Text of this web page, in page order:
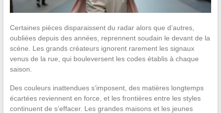
Certaines pièces disparaissent du radar alors que d’autres,
oubliées depuis des années, reprennent soudain le devant de la
scène. Les grands créateurs ignorent rarement les signaux
venus de la rue, qui bouleversent les codes établis à chaque
saison.
Des couleurs inattendues s’imposent, des matières longtemps
écartées reviennent en force, et les frontières entre les styles
continuent de s’effacer. Les grandes maisons et les jeunes